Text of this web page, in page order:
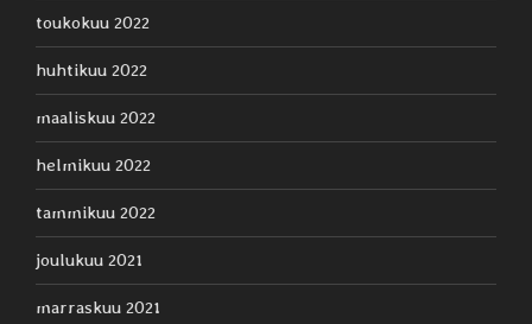
toukokuu 2022
huhtikuu 2022
maaliskuu 2022
helmikuu 2022
tammikuu 2022
joulukuu 2021
marraskuu 2021